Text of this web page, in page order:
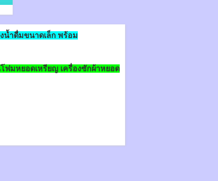
น้ำดื่มขนาดเล็ก พร้อม
มหยอดเหรียญ เครื่องซักผ้าหยอด